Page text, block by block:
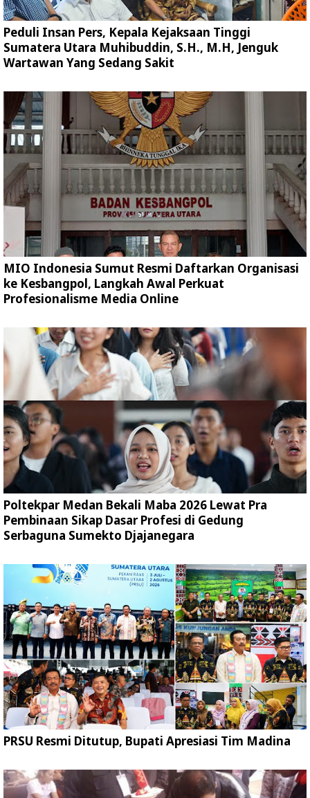
Peduli Insan Pers, Kepala Kejaksaan Tinggi
Sumatera Utara Muhibuddin, S.H., M.H, Jenguk
Wartawan Yang Sedang Sakit
MIO Indonesia Sumut Resmi Daftarkan Organisasi
ke Kesbangpol, Langkah Awal Perkuat
Profesionalisme Media Online
Poltekpar Medan Bekali Maba 2026 Lewat Pra
Pembinaan Sikap Dasar Profesi di Gedung
Serbaguna Sumekto Djajanegara
PRSU Resmi Ditutup, Bupati Apresiasi Tim Madina